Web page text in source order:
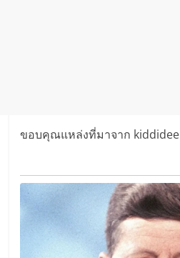
ขอบคุณแหล่งที่มาจาก kiddidee